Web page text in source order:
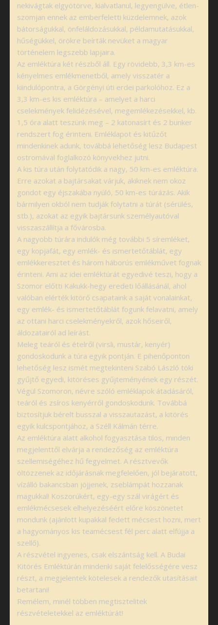
nekivágtak elgyötörve, kialvatlanul, legyengülve, étlen-
szomjan ennek az emberfeletti küzdelemnek, azok
bátorságukkal, önfeláldozásukkal, példamutatásukkal,
hűségükkel, örökre beírták nevüket a magyar
történelem legszebb lapjaira.
Az emléktúra két részből áll. Egy rövidebb, 3,3 km-es
kényelmes emlékmenetből, amely visszatér a
kiindulópontra, a Görgényi úti erdei parkolóhoz. Ez a
3,3 km-es kis emléktúra – amelyet a harci
cselekmények felidézésével, megemlékezésekkel, kb.
1,5 óra alatt teszünk meg – 2 katonasírt és 2 bunker
rendszert fog érinteni. Emléklapot és kitűzőt
mindenkinek adunk, továbbá lehetőség lesz Budapest
ostromával foglalkozó könyvekhez jutni.
A kis túra után folytatódik a nagy, 50 km-es emléktúra.
Erre azokat a bajtársakat várjuk, akiknek nem okoz
gondot egy éjszakába nyúló, 50 km-es túrázás. Akik
bármilyen okból nem tudják folytatni a túrát (sérülés,
stb.), azokat az egyik bajtársunk személyautóval
visszaszállítja a fővárosba.
A nagyobb túrára indulók még további 5 síremléket,
egy kopjafát, egy emlék- és ismertetőtáblát, egy
emlékkeresztet és három háborús emlékművet fognak
érinteni. Ami az idei emléktúrát egyedivé teszi, hogy a
Szomor előtti Kakukk-hegy eredeti lőállásánál, ahol
valóban elérték kitörő csapataink a saját vonalainkat,
egy emlék- és ismertetőtáblát fogunk felavatni, amely
az ottani harci cselekményekről, azok hőseiről,
áldozatairól ad leírást.
Meleg teáról és ételről (virsli, mustár, kenyér)
gondoskodunk a túra egyik pontján. E pihenőponton
lehetőség lesz ismét megtekinteni Szabó László töki
gyűjtő egyedi, kitöréses gyűjteményének egy részét.
Végül Szomoron, névre szóló emléklapok átadásáról,
teáról és zsíros kenyérről gondoskodunk. Továbbá
biztosítjuk bérelt busszal a visszautazást, a kitörés
egyik kulcspontjához, a Széll Kálmán térre.
Az emléktúra alatt alkohol fogyasztása tilos, minden
megjelenttől elvárja a rendezőség az emléktúra
szellemiségéhez hű fegyelmet. A résztvevők
öltözzenek az időjárásnak megfelelően, jól bejáratott,
vízálló bakancsban jöjjenek, zseblámpát hozzanak
magukkal! Koszorúkért, egy-egy szál virágért és
emlékmécsesek elhelyezéséért előre köszönetet
mondunk (ajánlott kupakkal fedett mécsest hozni, mert
a hagyományos kis teamécsest fél perc alatt elfújja a
szellő).
A részvétel ingyenes, csak elszántság kell. A Budai
Kitörés Emléktúrán mindenki saját felelősségére vesz
részt, a megjelentek kötelesek a rendezők utasításait
betartani!
Remélem, minél többen megtisztelitek
részvételetekkel az emléktúrát!